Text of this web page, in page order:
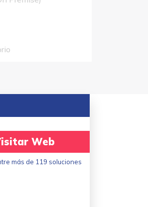
Web
más de 119 soluciones